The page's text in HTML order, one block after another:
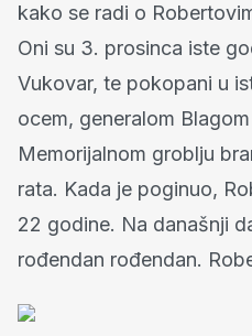
kako se radi o
Oni su 3. prosinca iste
Vukovar, te pokopani u
ocem, generalom
Memorijalnom groblju
rata. Kada je poginuo,
22 godine. Na današnji
rođendan rođendan.